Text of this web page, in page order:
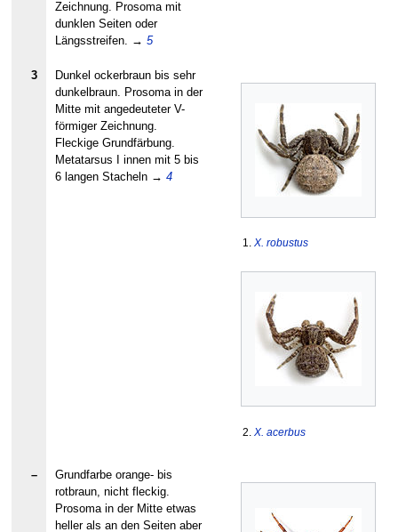
Zeichnung. Prosoma mit
dunklen Seiten oder
Längsstreifen. → 5
3
Dunkel ockerbraun bis sehr
dunkelbraun. Prosoma in der
Mitte mit angedeuteter V-
förmiger Zeichnung.
Fleckige Grundfärbung.
Metatarsus I innen mit 5 bis
6 langen Stacheln → 4
1. X. robustus
2. X. acerbus
–
Grundfarbe orange- bis
rotbraun, nicht fleckig.
Prosoma in der Mitte etwas
heller als an den Seiten aber